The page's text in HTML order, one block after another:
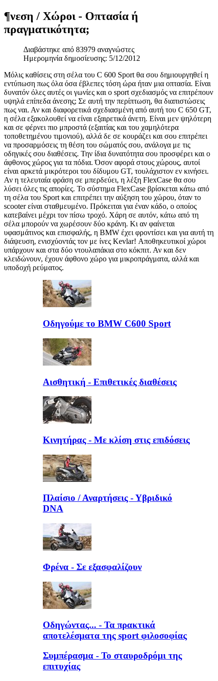
¶νεση / Χώροι - Οπτασία ή
πραγματικότητα;
Διαβάστηκε από 83979 αναγνώστες
Ημερομηνία δημοσίευσης: 5/12/2012
Μόλις καθίσεις στη σέλα του C 600 Sport θα σου δημιουργηθεί η
εντύπωση πως όλα όσα έβλεπες τόση ώρα ήταν μια οπτασία. Είναι
δυνατόν όλες αυτές οι γωνίες και ο sport σχεδιασμός να επιτρέπουν
υψηλά επίπεδα άνεσης; Σε αυτή την περίπτωση, θα διαπιστώσεις
πως ναι. Αν και διαφορετικά σχεδιασμένη από αυτή του C 650 GT,
η σέλα εξακολουθεί να είναι εξαιρετικά άνετη. Είναι μεν ψηλότερη
και σε φέρνει πιο μπροστά (εξαιτίας και του χαμηλότερα
τοποθετημένου τιμονιού), αλλά δε σε κουράζει και σου επιτρέπει
να προσαρμόσεις τη θέση του σώματός σου, ανάλογα με τις
οδηγικές σου διαθέσεις. Την ίδια δυνατότητα σου προσφέρει και ο
άφθονος χώρος για τα πόδια. Όσον αφορά στους χώρους, αυτοί
είναι αρκετά μικρότεροι του δίδυμου GT, τουλάχιστον εν κινήσει.
Αν η τελευταία φράση σε μπερδεύει, η λέξη FlexCase θα σου
λύσει όλες τις απορίες. Το σύστημα FlexCase βρίσκεται κάτω από
τη σέλα του Sport και επιτρέπει την αύξηση του χώρου, όταν το
scooter είναι σταθμευμένο. Πρόκειται για έναν κάδο, ο οποίος
κατεβαίνει μέχρι τον πίσω τροχό. Χάρη σε αυτόν, κάτω από τη
σέλα μπορούν να χωρέσουν δύο κράνη. Κι αν φαίνεται
υφασμάτινος και επισφαλής, η BMW έχει φροντίσει και για αυτή τη
διάψευση, ενισχύοντάς τον με ίνες Kevlar! Αποθηκευτικοί χώροι
υπάρχουν και στα δύο ντουλαπάκια στο κόκπιτ. Αν και δεν
κλειδώνουν, έχουν άφθονο χώρο για μικροπράγματα, αλλά και
υποδοχή ρεύματος.
Οδηγούμε τo BMW C600 Sport
Αισθητική - Επιθετικές διαθέσεις
Κινητήρας - Με κλίση στις επιδόσεις
Πλαίσιο / Αναρτήσεις - Υβριδικό
DNA
Φρένα - Σε εξασφαλίζουν
Οδηγώντας... - Τα πρακτικά
αποτελέσματα της sport φιλοσοφίας
Συμπέρασμα - Το σταυροδρόμι της
επιτυχίας